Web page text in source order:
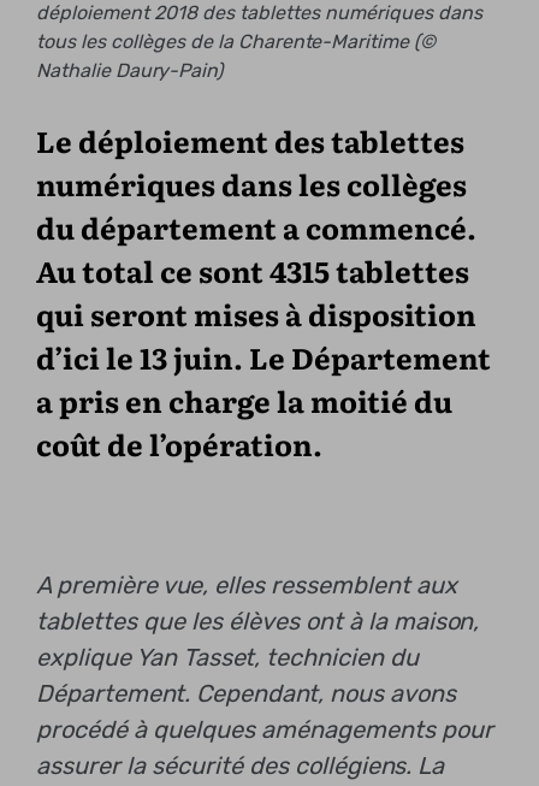
déploiement 2018 des tablettes numériques dans
tous les collèges de la Charente-Maritime (©
Nathalie Daury-Pain)
Le déploiement des tablettes
numériques dans les collèges
du département a commencé.
Au total ce sont 4315 tablettes
qui seront mises à disposition
d’ici le 13 juin. Le Département
a pris en charge la moitié du
coût de l’opération.
A première vue, elles ressemblent aux
tablettes que les élèves ont à la maison,
explique Yan Tasset, technicien du
Département. Cependant, nous avons
procédé à quelques aménagements pour
assurer la sécurité des collégiens. La